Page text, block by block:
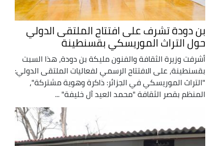
بن دودة تشرف على افتتاح الملتقى الدولي
حول التراث الموريسكي بقسنطينة
أشرفت وزيرة الثقافة والفنون مليكة بن دودة، هذا السبت
بقسنطينة، على الافتتاح الرسمي لفعاليات الملتقى الدولي:
"التراث الموريسكي في الجزائر: ذاكرة وهوية مشتركة"،
المنظم بقصر الثقافة "محمد العيد آل خليفة" ...